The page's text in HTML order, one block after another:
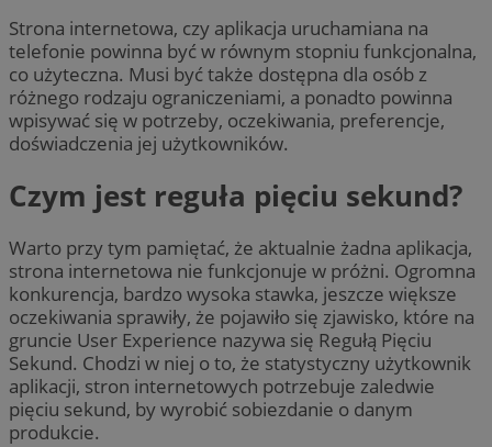
Strona internetowa, czy aplikacja uruchamiana na
telefonie powinna być w równym stopniu funkcjonalna,
co użyteczna. Musi być także dostępna dla osób z
różnego rodzaju ograniczeniami, a ponadto powinna
wpisywać się w potrzeby, oczekiwania, preferencje,
doświadczenia jej użytkowników.
Czym jest reguła pięciu sekund?
Warto przy tym pamiętać, że aktualnie żadna aplikacja,
strona internetowa nie funkcjonuje w próżni. Ogromna
konkurencja, bardzo wysoka stawka, jeszcze większe
oczekiwania sprawiły, że pojawiło się zjawisko, które na
gruncie User Experience nazywa się Regułą Pięciu
Sekund. Chodzi w niej o to, że statystyczny użytkownik
aplikacji, stron internetowych potrzebuje zaledwie
pięciu sekund, by wyrobić sobiezdanie o danym
produkcie.